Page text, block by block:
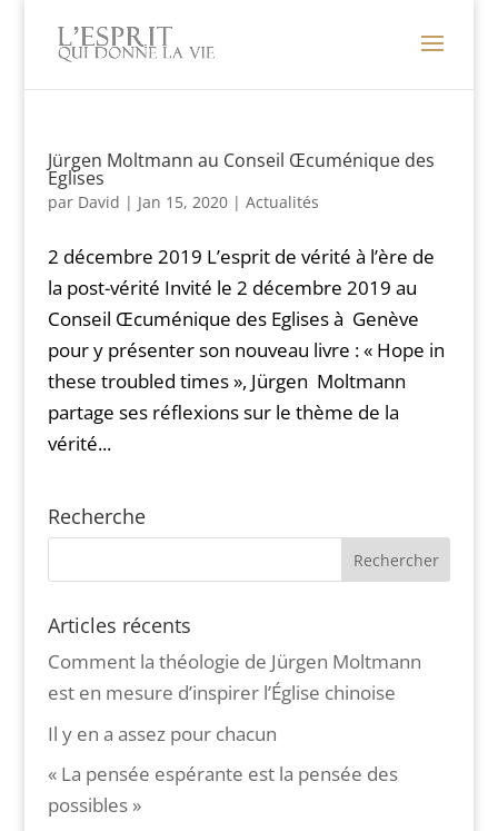
Jürgen Moltmann au Conseil Œcuménique des
Eglises
par David | Jan 15, 2020| Actualités
2 décembre 2019 L’esprit de vérité à l’ère de
la post-vérité Invité le 2 décembre 2019 au
Conseil Œcuménique des Eglises à Genève
pour y présenter son nouveau livre : « Hope in
these troubled times », Jürgen Moltmann
partage ses réflexions sur le thème de la
vérité...
Recherche
Articles récents
Comment la théologie de Jürgen Moltmann
est en mesure d’inspirer l’Église chinoise
Il y en a assez pour chacun
« La pensée espérante est la pensée des
possibles »